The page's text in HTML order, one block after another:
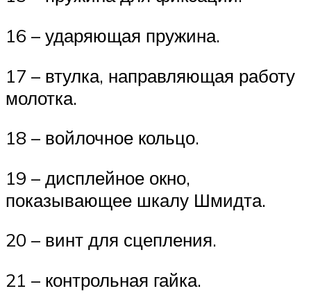
16 – ударяющая пружина.
17 – втулка, направляющая работу
молотка.
18 – войлочное кольцо.
19 – дисплейное окно,
показывающее шкалу Шмидта.
20 – винт для сцепления.
21 – контрольная гайка.